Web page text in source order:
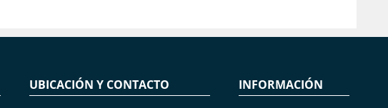
UBICACIÓN Y CONTACTO INFORMACIÓN